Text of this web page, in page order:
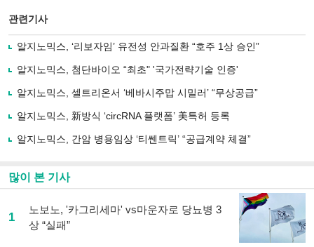
로
기
사
유
기
관련기사
알지노믹스, ‘리보자임’ 유전성 안과질환 “호주 1상 승인”
알지노믹스, 첨단바이오 “최초" '국가전략기술 인증'
알지노믹스, 셀트리온서 ‘베바시주맙 시밀러’ “무상공급”
알지노믹스, 新방식 ‘circRNA 플랫폼’ 美특허 등록
알지노믹스, 간암 병용임상 ‘티쎈트릭’ “공급계약 체결”
많이 본 기사
1
노보노, '카그리세마' vs마운자로 당뇨병 3
상 “실패”